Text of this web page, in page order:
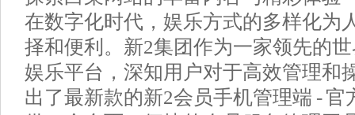
在数字化时代，娱乐方式的多样化为
择和便利。新2集团作为一家领先的
娱乐平台，深知用户对于高效管理和
出了最新款的新2会员手机管理端 -